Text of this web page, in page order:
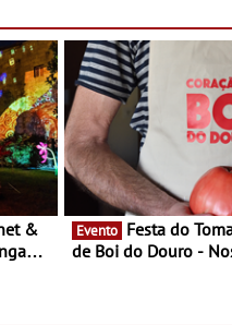
Evento
de Boi do Douro -